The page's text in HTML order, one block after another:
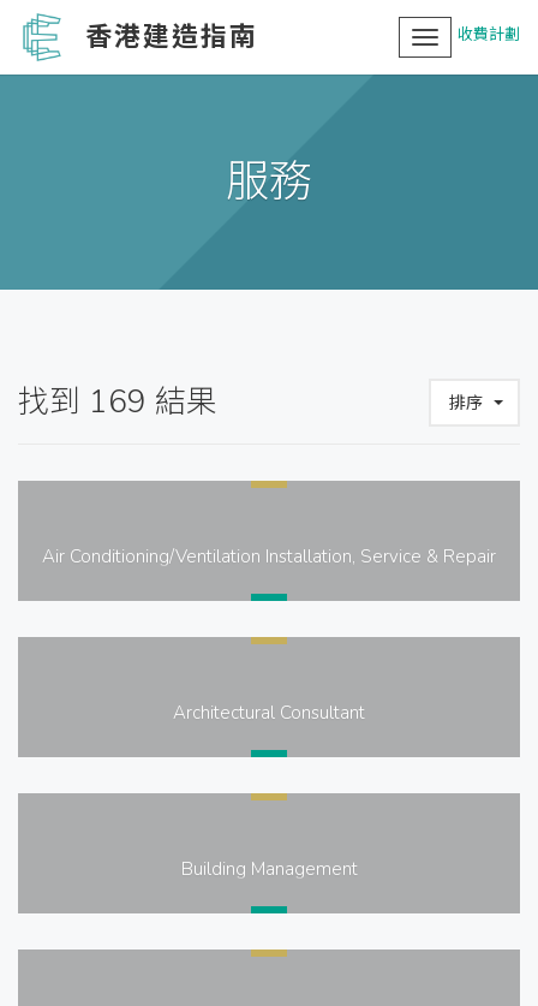
香港建造指南 收費計劃
Toggle
navigation
服務
找到 169 結果 排序
Air Conditioning/Ventilation Installation, Service & Repair
Architectural Consultant
Building Management